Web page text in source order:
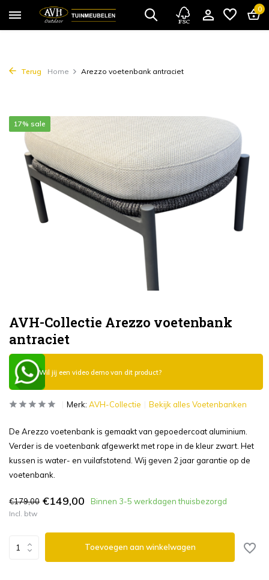
0
Terug Home Arezzo voetenbank antraciet
AVH-Collectie Arezzo voetenbank
antraciet
17% sale
Wil jij een video demo van dit product?
Merk: AVH-Collectie Bekijk alles Voetenbanken
De Arezzo voetenbank is gemaakt van gepoedercoat aluminium.
Verder is de voetenbank afgewerkt met rope in de kleur zwart. Het
kussen is water- en vuilafstotend. Wij geven 2 jaar garantie op de
voetenbank.
€179,00 €149,00 Binnen 3-5 werkdagen thuisbezorgd
Incl. btw
Toevoegen aan winkelwagen